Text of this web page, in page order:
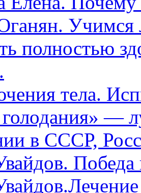
Учимся
полностью
тела.
голодания» —
в СССР,